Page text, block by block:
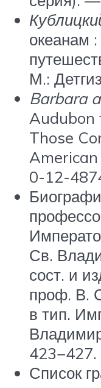
океанам
М.:
Barbara
Audubon
Those
0-12-
Св.
сост. и
проф. В.
в тип.
423−427.
Список